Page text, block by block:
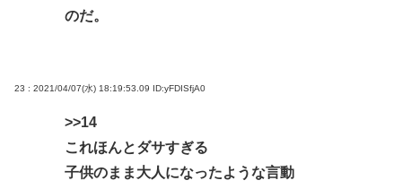
のだ。
23 : 2021/04/07(水) 18:19:53.09 ID:yFDISfjA0
>>14
これほんとダサすぎる
子供のまま大人になったような言動